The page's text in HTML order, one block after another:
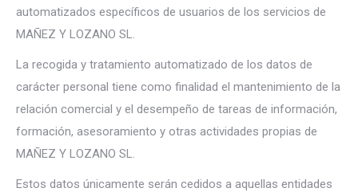
automatizados específicos de usuarios de los servicios de
MAÑEZ Y LOZANO SL.
La recogida y tratamiento automatizado de los datos de
carácter personal tiene como finalidad el mantenimiento de la
relación comercial y el desempeño de tareas de información,
formación, asesoramiento y otras actividades propias de
MAÑEZ Y LOZANO SL.
Estos datos únicamente serán cedidos a aquellas entidades